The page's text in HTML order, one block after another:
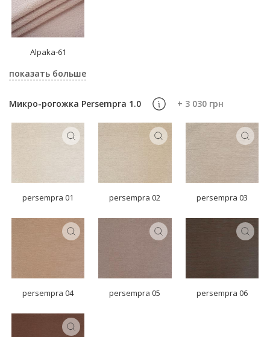
Alpaka-61
показать больше
Микро-рогожка Persempra 1.0 + 3 030 грн
persempra 01 persempra 02 persempra 03
persempra 04 persempra 05 persempra 06